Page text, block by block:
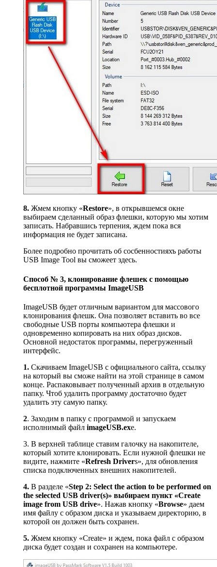
8. Жмем кнопку «Restore», в открывшемся окне
выбираем сделанный образ флешки, которую мы хотим
записать. Набравшись терпения, ждем пока вся
информация не будет записана.
Более подробно прочитать об сосбенностияхъ работы
USB Image Tool вы сможеет здесь.
Способ № 3, клонирование флешек с помощью
бесплотной программы ImageUSB
ImageUSB будет отличным вариантом для массового
клонирования флешк. Она позволяет вставить во все
свободные USB порты компьютера флешки и
одновременно копировать на них образ дисков.
Основной недостаток программы, перегруженный
интерфейс.
1. Скачиваем ImageUSB с официального сайта, ссылку
на который вы сможе найти на этой странице в самом
конце. Распаковывает полученный архив в отдельную
папку. Чтоб удалить программу достаточно будет
удалить эту самую папку.
2. Заходим в папку с программой и запускаем
исполнимый файл imageUSB.exe.
3. В верхней таблице ставим галочку на накопителе,
который хотите клонировать. Если нужной флешки не
видите, нажмите «Refresh Drivers», для обновления
списка подключенных внешних накопителей.
4. В разделе «Step 2: Select the action to be performed on
the selected USB driver(s)» выбираем пункт «Create
image from USB drive». Нажав кнопку «Browse» даем
имя файлу с образом диска и указываем директорию, в
которой он должен быть сохранен.
5. Жмем кнопку «Create» и ждем, пока файл с образом
диска будет создан и сохранен на компьютере.